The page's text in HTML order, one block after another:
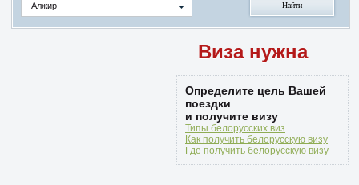
Алжир
Виза нужна
Определите цель Вашей
поездки
и получите визу
Типы белорусских виз
Как получить белорусскую визу
Где получить белорусскую визу